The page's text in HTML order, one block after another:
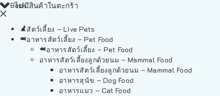
ไม่มีสินค้าในตะกร้า
Back
สัตว์เลี้ยง – Live Pets
อาหารสัตว์เลี้ยง – Pet Food
อาหารสัตว์เลี้ยง – Pet Food
อาหารสัตว์เลี้ยงลูกด้วยนม – Mammal Food
อาหารสัตว์เลี้ยงลูกด้วยนม – Mammal Food
อาหารสุนัข – Dog Food
อาหารแมว – Cat Food